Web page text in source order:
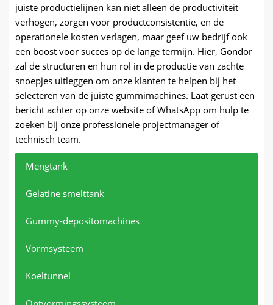
juiste productielijnen kan niet alleen de productiviteit
verhogen, zorgen voor productconsistentie, en de
operationele kosten verlagen, maar geef uw bedrijf ook
een boost voor succes op de lange termijn. Hier, Gondor
zal de structuren en hun rol in de productie van zachte
snoepjes uitleggen om onze klanten te helpen bij het
selecteren van de juiste gummimachines. Laat gerust een
bericht achter op onze website of WhatsApp om hulp te
zoeken bij onze professionele projectmanager of
technisch team.
Mengtank
Gelatine smelttank
Gummy-depositomachines
Vormsysteem
Koeltunnel